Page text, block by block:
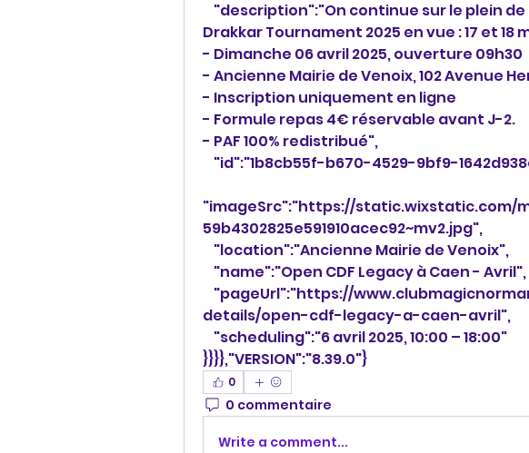
Drakkar Tournament 2025 en vue : 17 et 18
- Dimanche 06 avril 2025, ouverture 09h30
- Ancienne Mairie de Venoix, 102 Avenue
- Inscription uniquement en ligne
- Formule repas 4€ réservable avant J-2.
- PAF 100% redistribué",
"id":"1b8cb55f-b670-4529-9bf9-
"imageSrc":"https://static.wixstatic.com/
59b4302825e591910acec92~mv2.jpg",
    "location":"Ancienne Mairie de Venoix",
    "name":"Open CDF Legacy à Caen - Avril",
details/open-cdf-legacy-a-caen-avril",
    "scheduling":"6 avril 2025, 10:00 – 18:00"
}}}},"VERSION":"8.39.0"}
0
0 commentaire
Write a comment...